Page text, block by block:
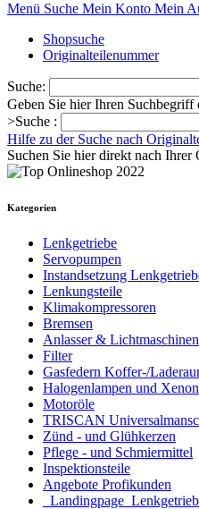
Menü Suche Mein Konto Mein
Shopsuche
Originalteilenummer
Suche:
Geben Sie hier Ihren
>Suche :
Hilfe zu der Suche nach
Suchen Sie hier direkt nach
Kategorien
Lenkgetriebe
Servopumpen
Instandsetzung
Lenkungsteile
Klimakompressoren
Bremsen
Anlasser & Lichtmaschinen
Filter
Gasfedern Koffer-/
Halogenlampen und
Motoröle
TRISCAN
Zünd - und Glühkerzen
Pflege - und Schmiermittel
Inspektionsteile
Angebote Profikunden